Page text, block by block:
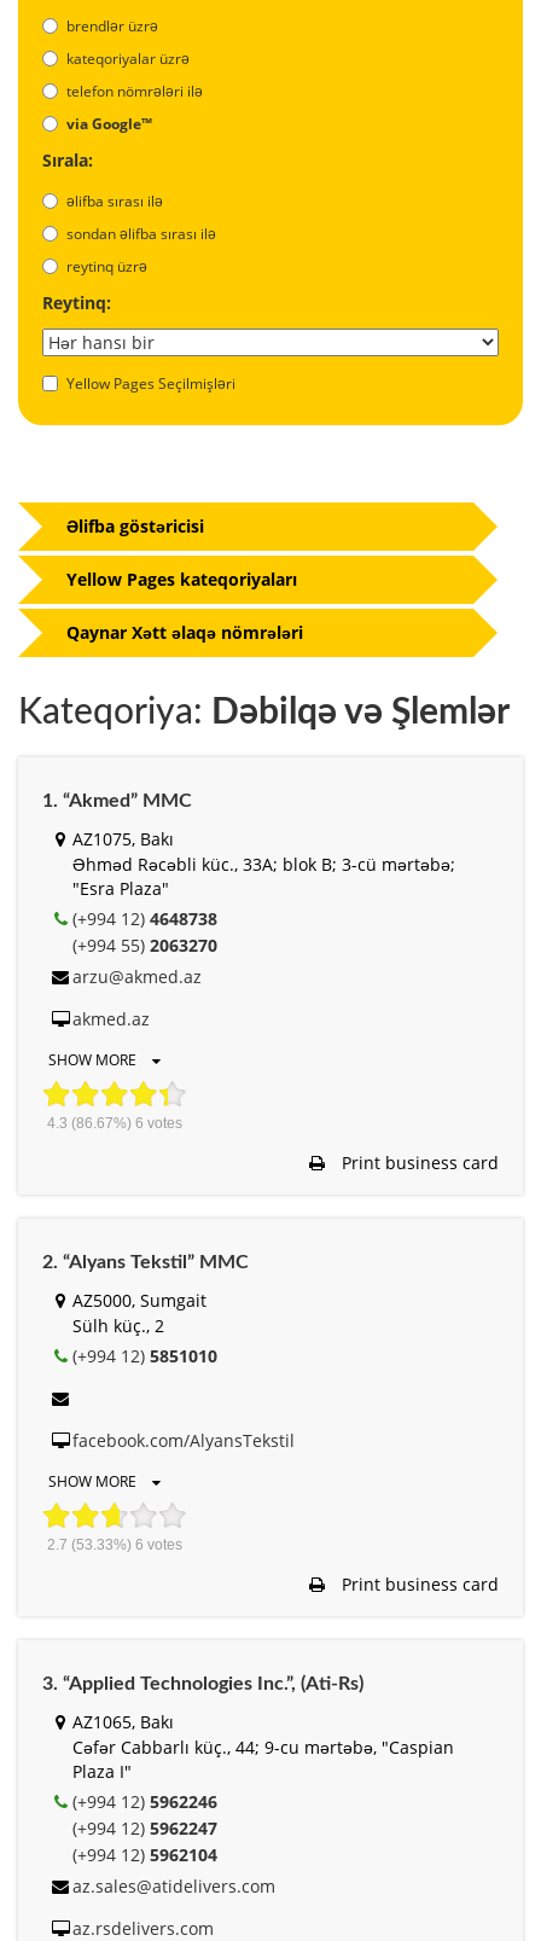
brendlər üzrə
kateqoriyalar üzrə
telefon nömrələri ilə
via Google™
Sırala:
əlifba sırası ilə
sondan əlifba sırası ilə
reytinq üzrə
Reytinq:
Yellow Pages Seçilmişləri
Kateqoriya: Dəbilqə və Şlemlər
1. “Akmed” MMC
AZ1075, Bakı
Əhməd Rəcəbli küc., 33A; blok B; 3-cü mərtəbə;
"Esra Plaza"
(+994 12) 4648738
(+994 55) 2063270
arzu@akmed.az
akmed.az
SHOW MORE
4.3 (86.67%) 6 votes
Print business card
2. “Alyans Tekstil” MMC
AZ5000, Sumgait
Sülh küç., 2
(+994 12) 5851010
facebook.com/AlyansTekstil
SHOW MORE
2.7 (53.33%) 6 votes
Print business card
3. “Applied Technologies Inc.”, (Ati-Rs)
AZ1065, Bakı
Cəfər Cabbarlı küç., 44; 9-cu mərtəbə, "Caspian
Plaza I"
(+994 12) 5962246
(+994 12) 5962247
(+994 12) 5962104
az.sales@atidelivers.com
az.rsdelivers.com
Əlifba göstəricisi
Yellow Pages kateqoriyaları
Qaynar Xətt əlaqə nömrələri